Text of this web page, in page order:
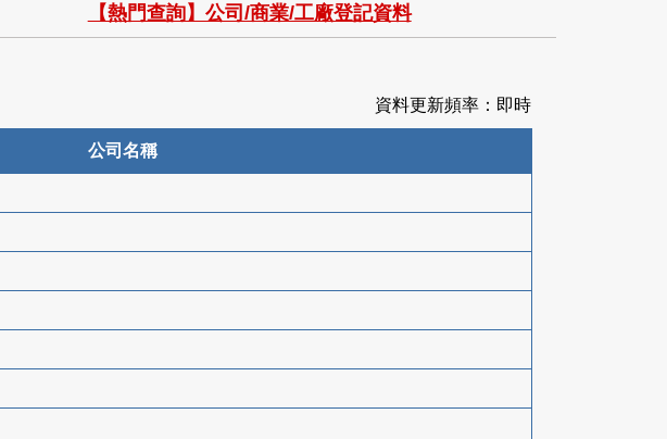
檢
索
【熱門查詢】公司/商業/工廠登記資料
資料更新頻率：即時
公司名稱